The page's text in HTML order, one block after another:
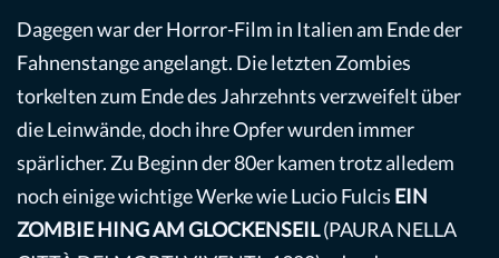
Dagegen war der Horror-Film in Italien am Ende der
Fahnenstange angelangt. Die letzten Zombies
torkelten zum Ende des Jahrzehnts verzweifelt über
die Leinwände, doch ihre Opfer wurden immer
spärlicher. Zu Beginn der 80er kamen trotz alledem
noch einige wichtige Werke wie Lucio Fulcis EIN
ZOMBIE HING AM GLOCKENSEIL(PAURA NELLA